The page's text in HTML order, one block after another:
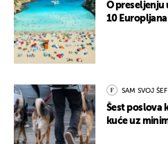
O preseljenju
10 Europljana
SAM SVOJ ŠEF
Šest poslova
kuće uz